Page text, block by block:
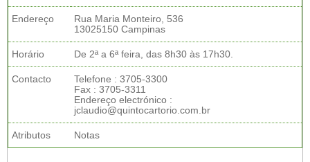
Endereço
Rua Maria Monteiro, 536
13025150 Campinas
Horário De 2ª a 6ª feira, das 8h30 às 17h30.
Contacto
Telefone : 3705-3300
Fax : 3705-3311
Endereço electrónico :
jclaudio@quintocartorio.com.br
Atributos Notas